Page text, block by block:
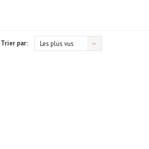
Trier par: Les plus vus